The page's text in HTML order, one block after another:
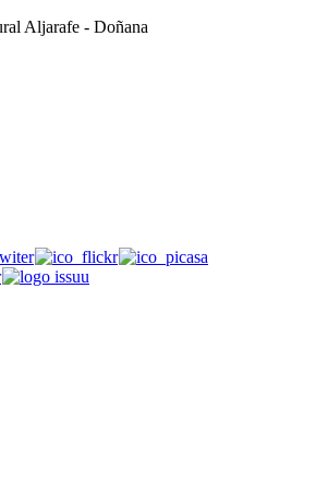
Aljarafe - Doñana